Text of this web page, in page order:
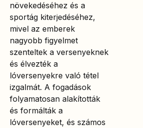
növekedéséhez és a
sportág kiterjedéséhez,
mivel az emberek
nagyobb figyelmet
szenteltek a versenyeknek
és élvezték a
lóversenyekre való tétel
izgalmát. A fogadások
folyamatosan alakították
és formálták a
lóversenyeket, és számos